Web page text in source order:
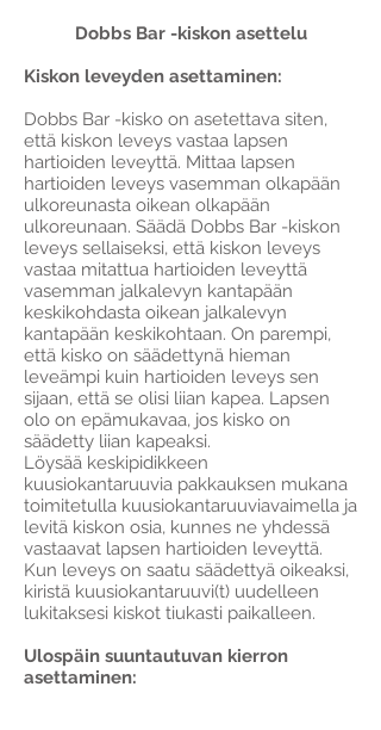
Dobbs Bar -kiskon asettelu
Kiskon leveyden asettaminen:
Dobbs Bar -kisko on asetettava siten,
että kiskon leveys vastaa lapsen
hartioiden leveyttä. Mittaa lapsen
hartioiden leveys vasemman olkapään
ulkoreunasta oikean olkapään
ulkoreunaan. Säädä Dobbs Bar -kiskon
leveys sellaiseksi, että kiskon leveys
vastaa mitattua hartioiden leveyttä
vasemman jalkalevyn kantapään
keskikohdasta oikean jalkalevyn
kantapään keskikohtaan. On parempi,
että kisko on säädettynä hieman
leveämpi kuin hartioiden leveys sen
sijaan, että se olisi liian kapea. Lapsen
olo on epämukavaa, jos kisko on
säädetty liian kapeaksi.
Löysää keskipidikkeen
kuusiokantaruuvia pakkauksen mukana
toimitetulla kuusiokantaruuviavaimella ja
levitä kiskon osia, kunnes ne yhdessä
vastaavat lapsen hartioiden leveyttä.
Kun leveys on saatu säädettyä oikeaksi,
kiristä kuusiokantaruuvi(t) uudelleen
lukitaksesi kiskot tiukasti paikalleen.
Ulospäin suuntautuvan kierron
asettaminen: